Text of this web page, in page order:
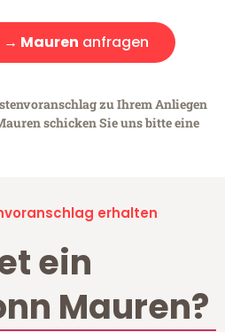
→ Mauren anfragen
zu Ihrem Anliegen
schicken Sie uns bitte eine
erhalten
ein
Mauren?